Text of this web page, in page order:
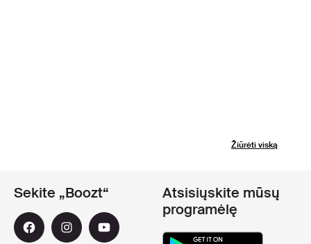
Žiūrėti viską
Sekite „Boozt“
Atsisiųskite mūsų
programėlę